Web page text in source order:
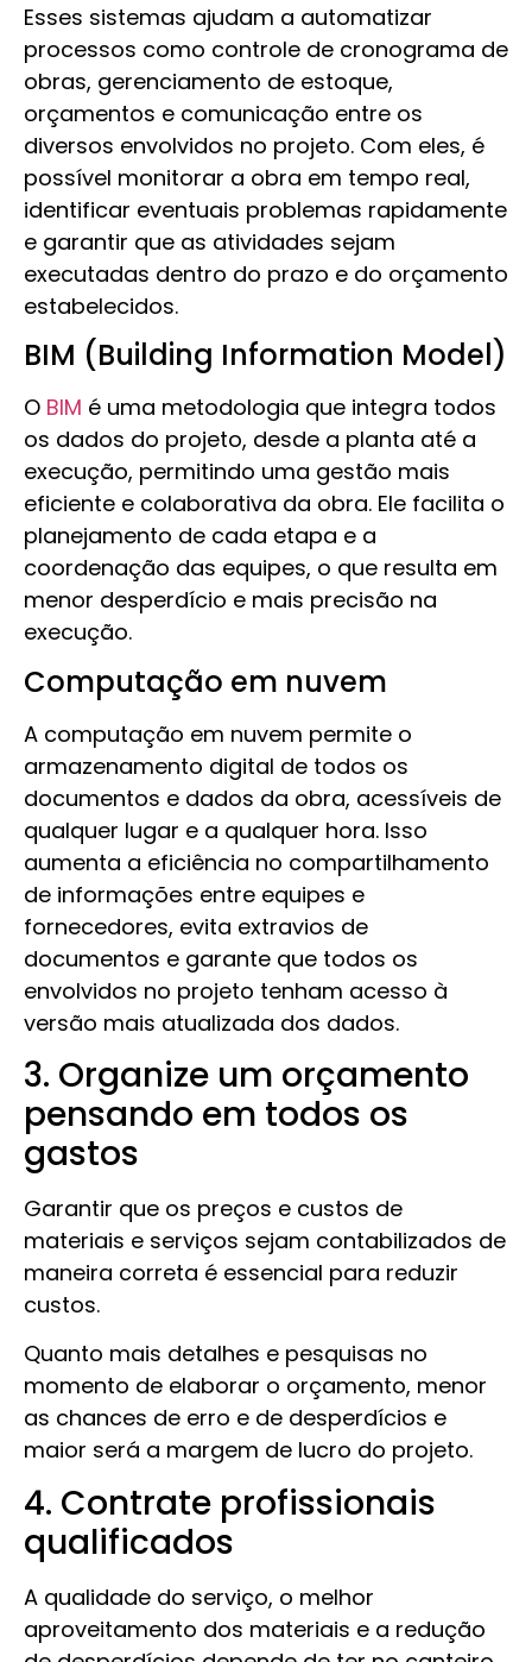
Esses sistemas ajudam a automatizar
processos como controle de cronograma de
obras, gerenciamento de estoque,
orçamentos e comunicação entre os
diversos envolvidos no projeto. Com eles, é
possível monitorar a obra em tempo real,
identificar eventuais problemas rapidamente
e garantir que as atividades sejam
executadas dentro do prazo e do orçamento
estabelecidos.
BIM (Building Information Model)
O BIM é uma metodologia que integra todos
os dados do projeto, desde a planta até a
execução, permitindo uma gestão mais
eficiente e colaborativa da obra. Ele facilita o
planejamento de cada etapa e a
coordenação das equipes, o que resulta em
menor desperdício e mais precisão na
execução.
Computação em nuvem
A computação em nuvem permite o
armazenamento digital de todos os
documentos e dados da obra, acessíveis de
qualquer lugar e a qualquer hora. Isso
aumenta a eficiência no compartilhamento
de informações entre equipes e
fornecedores, evita extravios de
documentos e garante que todos os
envolvidos no projeto tenham acesso à
versão mais atualizada dos dados.
3. Organize um orçamento
pensando em todos os
gastos
Garantir que os preços e custos de
materiais e serviços sejam contabilizados de
maneira correta é essencial para reduzir
custos.
Quanto mais detalhes e pesquisas no
momento de elaborar o orçamento, menor
as chances de erro e de desperdícios e
maior será a margem de lucro do projeto.
4. Contrate profissionais
qualificados
A qualidade do serviço, o melhor
aproveitamento dos materiais e a redução